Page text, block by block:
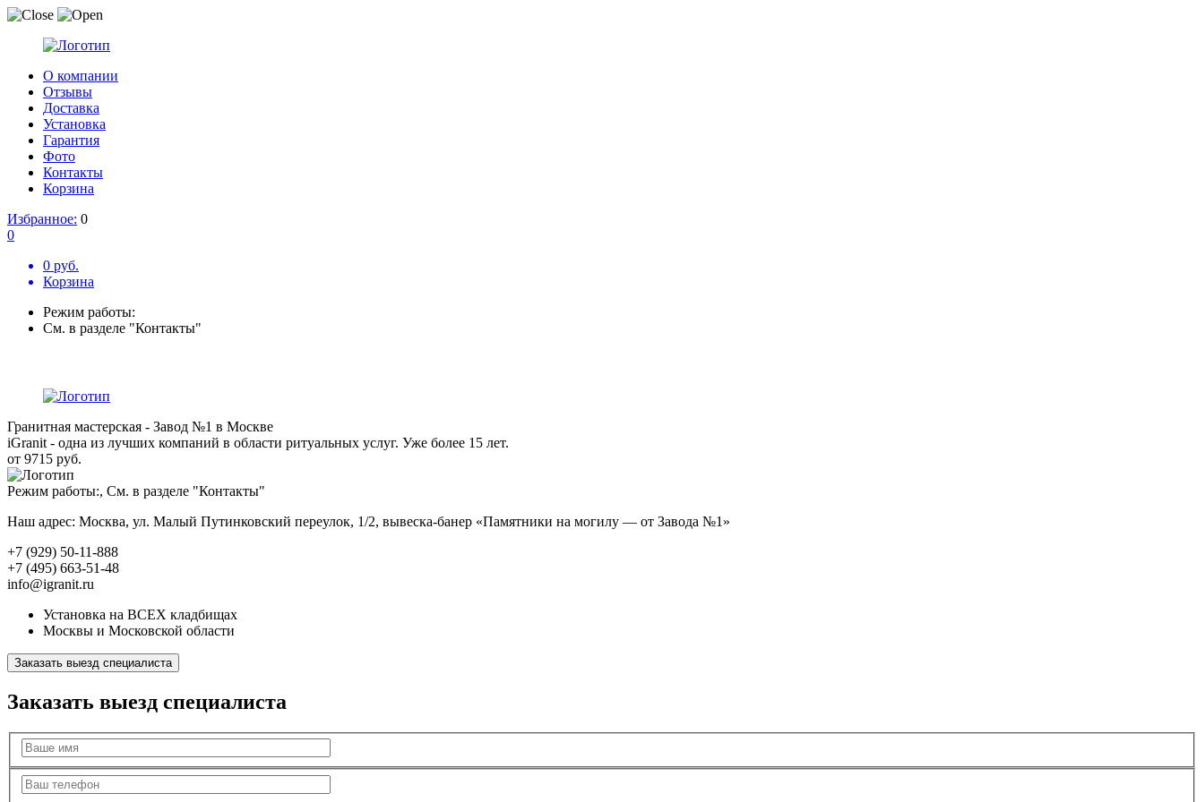
О компании
Отзывы
Доставка
Установка
Гарантия
Фото
Контакты
Корзина
Избранное: 0
0
0 руб.
Корзина
Режим работы:
См. в разделе "Контакты"
Гранитная мастерская - Завод №1 в Москве
iGranit - одна из лучших компаний в области ритуальных услуг. Уже более 15 лет.
от 9715 руб.
Режим работы:, См. в разделе "Контакты"
Наш адрес: Москва, ул. Малый Путинковский переулок, 1/2, вывеска-банер «Памятники на могилу — от Завода №1»
+7 (929) 50-11-888
+7 (495) 663-51-48
info@igranit.ru
Установка на ВСЕХ кладбищах
Москвы и Московской области
Заказать выезд специалиста
Заказать выезд специалиста